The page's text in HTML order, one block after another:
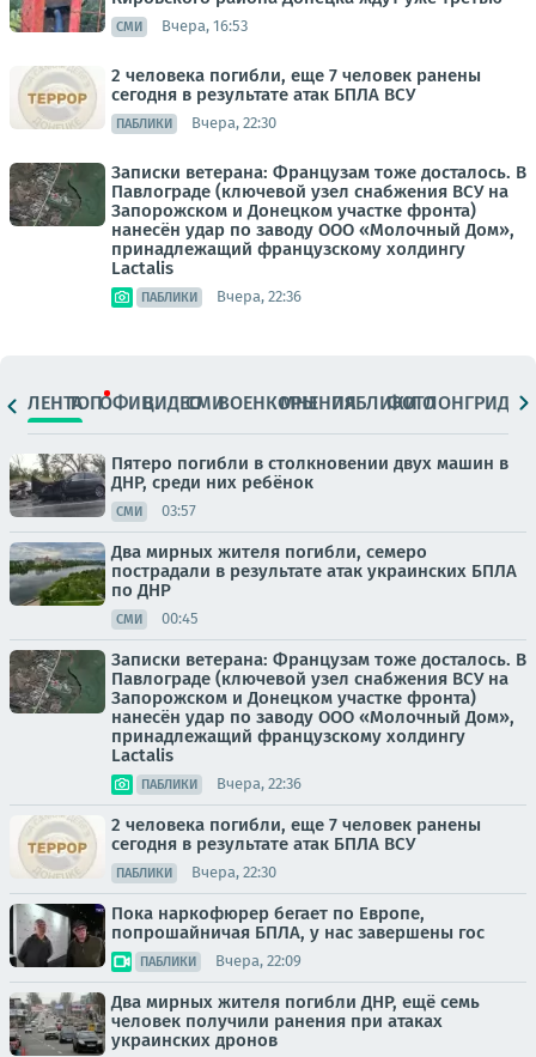
СМИ Вчера, 16:53
2 человека погибли, еще 7 человек ранены
сегодня в результате атак БПЛА ВСУ
ПАБЛИКИ Вчера, 22:30
Записки ветерана: Французам тоже досталось. В
Павлограде (ключевой узел снабжения ВСУ на
Запорожском и Донецком участке фронта)
нанесён удар по заводу ООО «Молочный Дом»,
принадлежащий французскому холдингу
Lactalis
ПАБЛИКИ Вчера, 22:36
ЛЕНТАТОПОФИЦ.ВИДЕОСМИВОЕНКОРЫМНЕНИЯПАБЛИКИ
ФОТОЛОНГРИДЫ
Пятеро погибли в столкновении двух машин в
ДНР, среди них ребёнок
СМИ 03:57
Два мирных жителя погибли, семеро
пострадали в результате атак украинских БПЛА
по ДНР
СМИ 00:45
Записки ветерана: Французам тоже досталось. В
Павлограде (ключевой узел снабжения ВСУ на
Запорожском и Донецком участке фронта)
нанесён удар по заводу ООО «Молочный Дом»,
принадлежащий французскому холдингу
Lactalis
ПАБЛИКИ Вчера, 22:36
2 человека погибли, еще 7 человек ранены
сегодня в результате атак БПЛА ВСУ
ПАБЛИКИ Вчера, 22:30
Пока наркофюрер бегает по Европе,
попрошайничая БПЛА, у нас завершены гос
ПАБЛИКИ Вчера, 22:09
Два мирных жителя погибли ДНР, ещё семь
человек получили ранения при атаках
украинских дронов